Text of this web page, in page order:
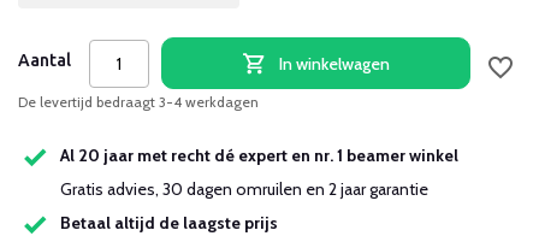
Aantal In winkelwagen
De levertijd bedraagt 3-4 werkdagen
Al 20 jaar met recht dé expert en nr. 1 beamer winkel
Gratis advies, 30 dagen omruilen en 2 jaar garantie
Betaal altijd de laagste prijs